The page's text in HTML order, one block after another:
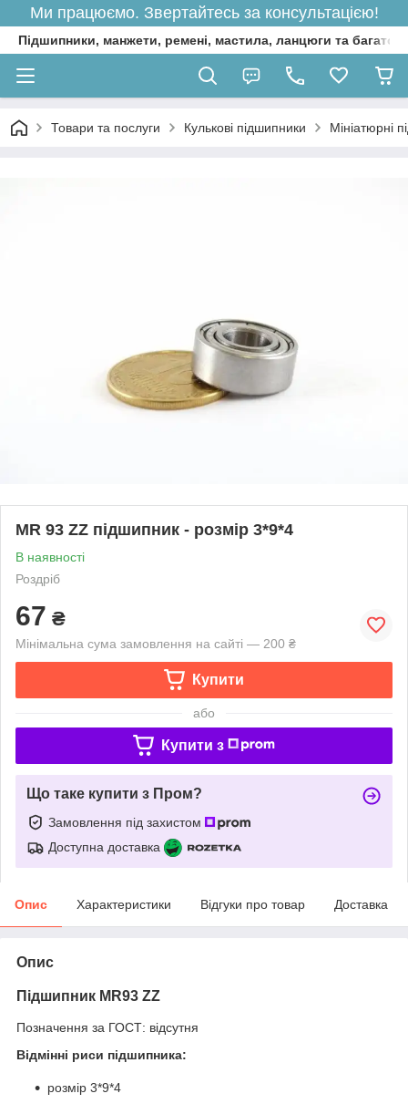
Ми працюємо. Звертайтесь за консультацією!
Підшипники, манжети, ремені, мастила, ланцюги та багато
Товари та послуги Кулькові підшипники Мініатюрні
MR 93 ZZ підшипник - розмір 3*9*4
В наявності
Роздріб
67 ₴
Мінімальна сума замовлення на сайті — 200 ₴
Купити
або
Купити з
Що таке купити з Пром?
Замовлення під захистом
Доступна доставка
Опис Характеристики Відгуки про товар Доставка
Опис
Підшипник MR93 ZZ
Позначення за ГОСТ: відсутня
Відмінні риси підшипника:
розмір 3*9*4